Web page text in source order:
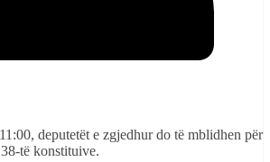
deputetët e zgjedhur do të mblidhen për
të konstituive.